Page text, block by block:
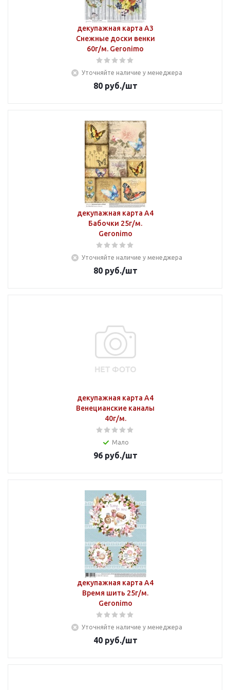
декупажная карта А3
Снежные доски венки
60г/м. Geronimo
Уточняйте наличие у менеджера
80руб./шт
декупажная карта А4
Бабочки 25г/м.
Geronimo
Уточняйте наличие у менеджера
80руб./шт
декупажная карта А4
Венецианские каналы
40г/м.
Мало
96руб./шт
декупажная карта А4
Время шить 25г/м.
Geronimo
Уточняйте наличие у менеджера
40руб./шт